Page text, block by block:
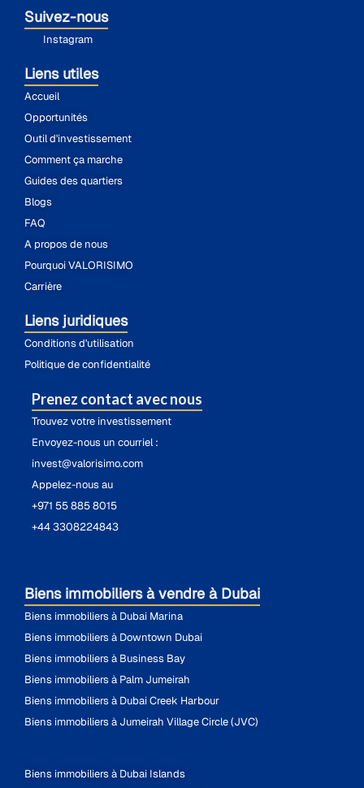
Suivez-nous
Instagram
Liens utiles
Accueil
Opportunités
Outil d'investissement
Comment ça marche
Guides des quartiers
Blogs
FAQ
A propos de nous
Pourquoi VALORISIMO
Carrière
Liens juridiques
Conditions d'utilisation
Politique de confidentialité
Prenez contact avec nous
Trouvez votre investissement
Envoyez-nous un courriel :
invest@valorisimo.com
Appelez-nous au
+971 55 885 8015
+44 3308224843
Biens immobiliers à vendre à Dubai
Biens immobiliers à Dubai Marina
Biens immobiliers à Downtown Dubai
Biens immobiliers à Business Bay
Biens immobiliers à Palm Jumeirah
Biens immobiliers à Dubai Creek Harbour
Biens immobiliers à Jumeirah Village Circle (JVC)
Biens immobiliers à Dubai Islands